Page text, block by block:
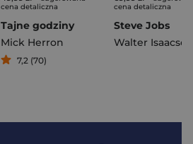
cena detaliczna
Tajne godziny
Mick Herron
7,2 (70)
cena detaliczna
Steve Jobs
Walter Isaacson